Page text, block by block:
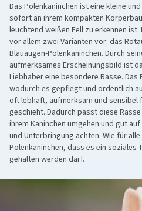
Das Polenkaninchen ist eine kleine
sofort an ihrem kompakten
leuchtend weißen Fell zu erkennen
vor allem zwei Varianten vor: das
Blauaugen-Polenkaninchen. Durch
aufmerksames Erscheinungsbild ist
Liebhaber eine besondere Rasse.
wodurch es gepflegt und ordentlich
oft lebhaft, aufmerksam und sensibel
geschieht. Dadurch passt diese
ihrem Kaninchen umgehen und gut
und Unterbringung achten. Wie für
Polenkaninchen, dass es ein soziales
gehalten werden darf.